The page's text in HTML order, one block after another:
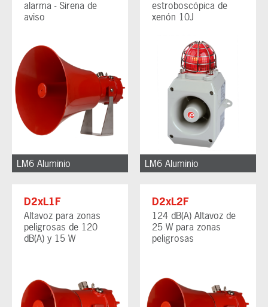
alarma - Sirena de
aviso
LM6 Aluminio
estroboscópica de
xenón 10J
LM6 Aluminio
D2xL1F
Altavoz para zonas
peligrosas de 120
dB(A) y 15 W
D2xL2F
124 dB(A) Altavoz de
25 W para zonas
peligrosas